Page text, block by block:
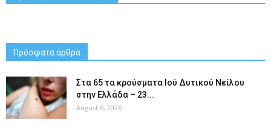
Πρόσφατα άρθρα
Στα 65 τα κρούσματα Ιού Δυτικού Νείλου
στην Ελλάδα – 23...
August 6, 2026